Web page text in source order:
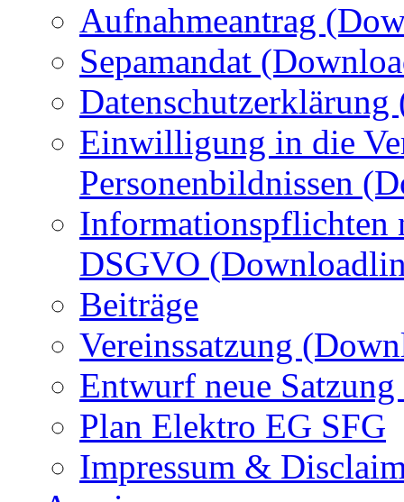
Aufnahmeantrag
Sepamandat
Einwilligung in die
Personenbildnissen
Informationspflichten
DSGVO
Beiträge
Vereinssatzung
Entwurf neue
Plan Elektro EG SFG
Impressum &